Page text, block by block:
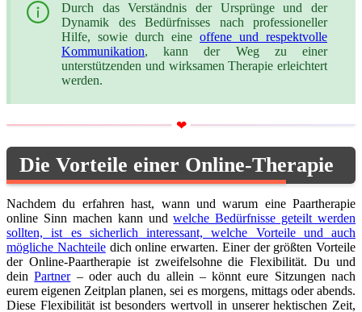
Durch das Verständnis der Ursprünge und der
Dynamik des Bedürfnisses nach professioneller
Hilfe, sowie durch eine offene und respektvolle
Kommunikation, kann der Weg zu einer
unterstützenden und wirksamen Therapie erleichtert
werden.
Die Vorteile einer Online-Therapie
Nachdem du erfahren hast, wann und warum eine Paartherapie
online Sinn machen kann undwelche Bedürfnisse geteilt werden
sollten, ist es sicherlich interessant, welche Vorteile und auch
mögliche Nachteiledich online erwarten. Einer der größten Vorteile
der Online-Paartherapie ist zweifelsohne die Flexibilität. Du und
deinPartner– oder auch du allein – könnt eure Sitzungen nach
eurem eigenen Zeitplan planen, sei es morgens, mittags oder abends.
Diese Flexibilität ist besonders wertvoll in unserer hektischen Zeit,